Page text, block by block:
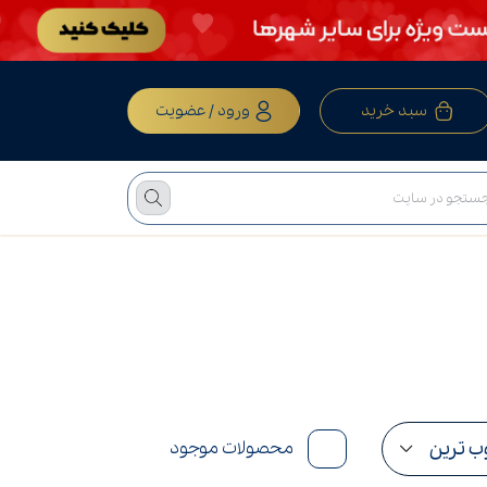
سبد خرید ورود / عضویت
محصولات موجود